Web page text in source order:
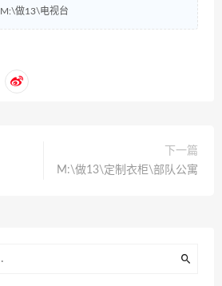
M:\做13\电视台
下一篇
M:\做13\定制衣柜\部队公寓